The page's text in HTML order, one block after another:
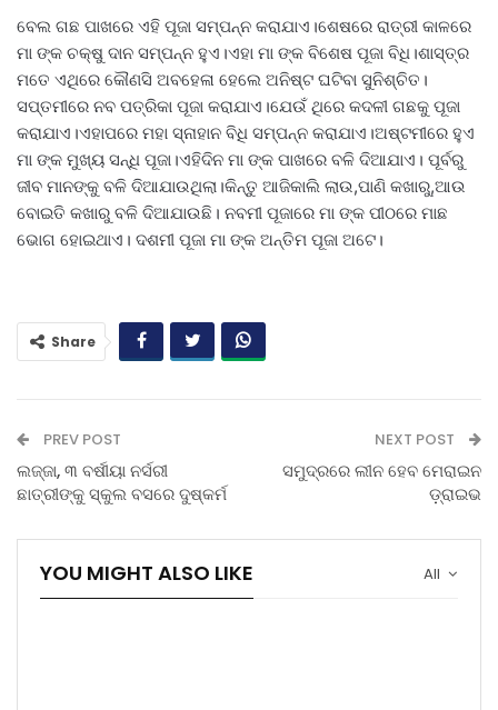
ବେଲ ଗଛ ପାଖରେ ଏହି ପୂଜା ସମ୍ପନ୍ନ କରାଯାଏ।ଶେଷରେ ରାତ୍ରୀ କାଳରେ
ମା ଙ୍କ ଚକ୍ଷୁ ଦାନ ସମ୍ପନ୍ନ ହୁଏ।ଏହା ମା ଙ୍କ ବିଶେଷ ପୂଜା ବିଧି।ଶାସ୍ତ୍ର
ମତେ ଏଥିରେ କୌଣସି ଅବହେଳା ହେଲେ ଅନିଷ୍ଟ ଘଟିବା ସୁନିଶ୍ଚିତ।
ସପ୍ତମୀରେ ନବ ପତ୍ରିକା ପୂଜା କରାଯାଏ।ଯେଉଁ ଥିରେ କଦଳୀ ଗଛକୁ ପୂଜା
କରାଯାଏ।ଏହାପରେ ମହା ସ୍ନାହାନ ବିଧି ସମ୍ପନ୍ନ କରାଯାଏ।ଅଷ୍ଟମୀରେ ହୁଏ
ମା ଙ୍କ ମୁଖ୍ୟ ସନ୍ଧି ପୂଜା।ଏହିଦିନ ମା ଙ୍କ ପାଖରେ ବଳି ଦିଆଯାଏ। ପୂର୍ବରୁ
ଜୀବ ମାନଙ୍କୁ ବଳି ଦିଆଯାଉଥିଲା।କିନ୍ତୁ ଆଜିକାଲି ଲାଉ,ପାଣି କଖାରୁ,ଆଉ
ବୋଇତି କଖାରୁ ବଳି ଦିଆଯାଉଛି। ନବମୀ ପୂଜାରେ ମା ଙ୍କ ପୀଠରେ ମାଛ
ଭୋଗ ହୋଇଥାଏ। ଦଶମୀ ପୂଜା ମା ଙ୍କ ଅନ୍ତିମ ପୂଜା ଅଟେ।
Share
PREV POST
ଲଜ୍ଜା, ୩ ବର୍ଷୀୟା ନର୍ସରୀ
ଛାତ୍ରୀଙ୍କୁ ସ୍କୁଲ ବସରେ ଦୁଷ୍କର୍ମ
NEXT POST
ସମୁଦ୍ରରେ ଲୀନ ହେବ ମେରାଇନ
ଡ଼୍ରାଇଭ
All
YOU MIGHT ALSO LIKE